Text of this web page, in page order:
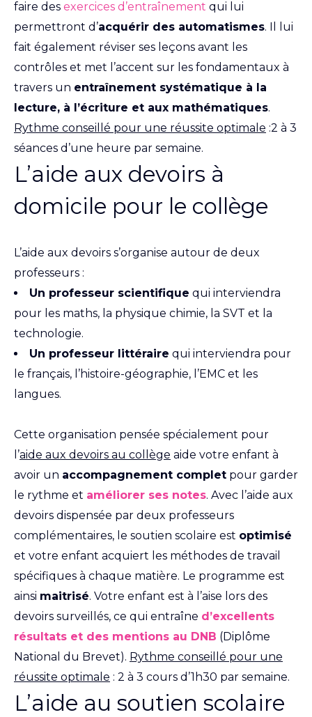
faire des exercices d’entraînement qui lui
permettront d’acquérir des automatismes. Il lui
fait également réviser ses leçons avant les
contrôles et met l’accent sur les fondamentaux à
travers un entraînement systématique à la
lecture, à l’écriture et aux mathématiques.
Rythme conseillé pour une réussite optimale :2 à 3
séances d’une heure par semaine.
L’aide aux devoirs à
domicile pour le collège
L’aide aux devoirs s’organise autour de deux
professeurs :
Un professeur scientifique qui interviendra
pour les maths, la physique chimie, la SVT et la
technologie.
Un professeur littéraire qui interviendra pour
le français, l’histoire-géographie, l’EMC et les
langues.
Cette organisation pensée spécialement pour
l’aide aux devoirs au collège aide votre enfant à
avoir un accompagnement complet pour garder
le rythme et améliorer ses notes. Avec l’aide aux
devoirs dispensée par deux professeurs
complémentaires, le soutien scolaire est optimisé
et votre enfant acquiert les méthodes de travail
spécifiques à chaque matière. Le programme est
ainsi maitrisé. Votre enfant est à l’aise lors des
devoirs surveillés, ce qui entraîne d’excellents
résultats et des mentions au DNB (Diplôme
National du Brevet). Rythme conseillé pour une
réussite optimale : 2 à 3 cours d’1h30 par semaine.
L’aide au soutien scolaire